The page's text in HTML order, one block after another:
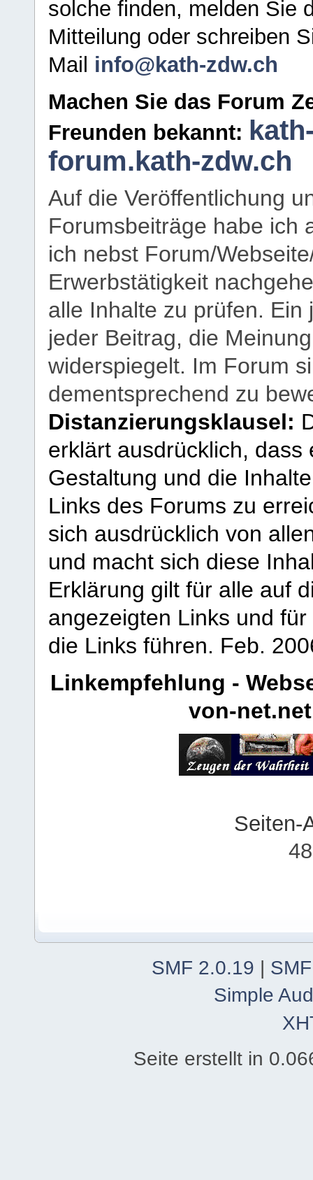
solche finden, melden Sie
Mitteilung oder schreiben
Mail info@kath-zdw.ch
Machen Sie das Forum
Freunden bekannt:
forum.kath-zdw.ch
Auf die Veröffentlichung
Forumsbeiträge habe ich
ich nebst Forum/
Erwerbstätigkeit
alle Inhalte zu prüfen.
jeder Beitrag, die
widerspiegelt. Im Forum
dementsprechend zu
Distanzierungsklausel:
erklärt ausdrücklich,
Gestaltung und die
Links des Forums zu
sich ausdrücklich von
und macht sich diese
Erklärung gilt für alle auf
angezeigten Links und
die Links führen. Feb.
Linkempfehlung -
von-net.net
Seiten-
SMF 2.0.19 |
Simple
Seite erstellt in